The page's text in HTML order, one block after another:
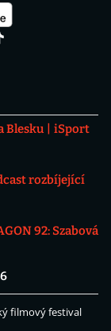
Blesku
iSport
rozbíjející
92: Szabová
filmový festival